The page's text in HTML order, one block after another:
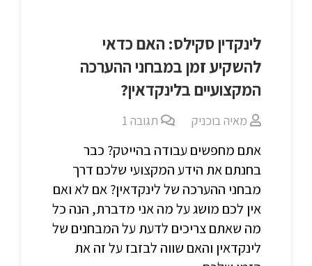
לינקדין סקילס: האם כדאי
להשקיע זמן במבחני ההערכה
המקצועיים בלינקדאין?
מאיה בוכניק תגובה1
אתם מחפשים עבודה בהייטק? כבר
בחנתם את הידע המקצועי שלכם דרך
מבחני ההערכה של לינקדאין? אם לא ואם
אין לכם מושג על מה אני מדברת, הנה כל
מה שאתם צריכים לדעת על המבחנים של
לינקדאין והאם שווה לבזבז על זה את